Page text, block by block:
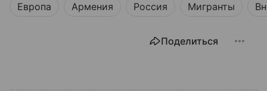
Европа Армения Россия Мигранты
Поделиться